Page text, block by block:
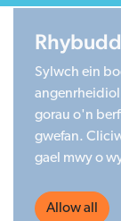
©2026
Registered
guarantee
Head office:
Park
Sylwch ein
gorau o'n
gwefan.
gael mwy o
Allow all